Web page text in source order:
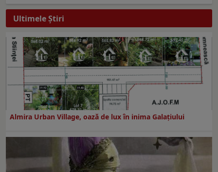
Ultimele Ştiri
Almira Urban Village, oază de lux în inima Galațiului